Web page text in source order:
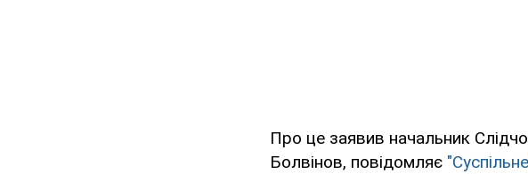
Про це заявив начальник
Болвінов, повідомляє